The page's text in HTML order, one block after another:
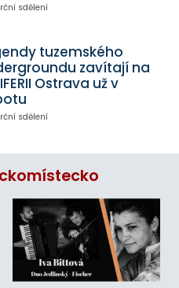
sdělení
tuzemského
zavítají na
Ostrava už v
sdělení